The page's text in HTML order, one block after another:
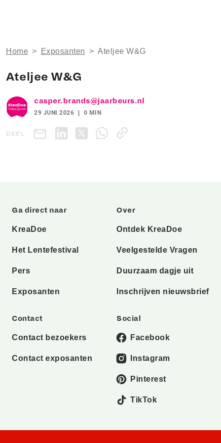
Home > Exposanten > Ateljee W&G
Ateljee W&G
casper.brands@jaarbeurs.nl
29 JUNI 2026 0 MIN
DEEL
Ga direct naar
KreaDoe
Het Lentefestival
Pers
Exposanten
Over
Ontdek KreaDoe
Veelgestelde Vragen
Duurzaam dagje uit
Inschrijven nieuwsbrief
Contact
Contact bezoekers
Contact exposanten
Social
Facebook
Instagram
Pinterest
TikTok